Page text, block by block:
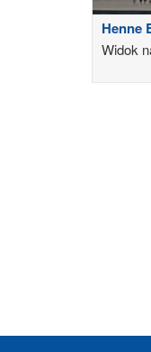
Henne
Widok